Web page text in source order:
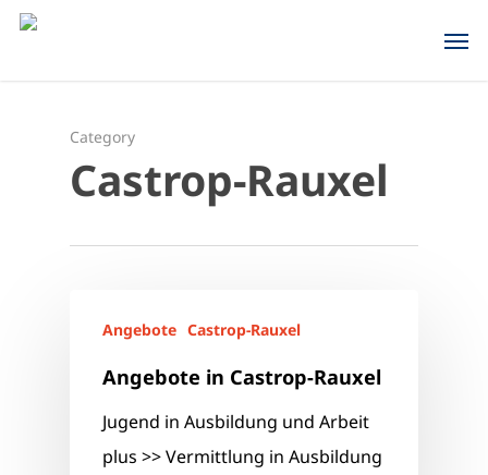
Skip
Category
Castrop-Rauxel
Angebote Castrop-Rauxel
Angebote in Castrop-Rauxel
Jugend in Ausbildung und Arbeit
plus >> Vermittlung in Ausbildung